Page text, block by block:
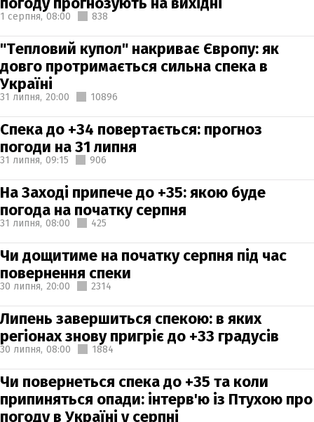
1 серпня, 08:00 838
"Тепловий купол" накриває Європу: як
довго протримається сильна спека в
Україні
31 липня, 20:00 10896
Спека до +34 повертається: прогноз
погоди на 31 липня
31 липня, 09:15 906
На Заході припече до +35: якою буде
погода на початку серпня
31 липня, 08:00 425
Чи дощитиме на початку серпня під час
повернення спеки
30 липня, 20:00 2314
Липень завершиться спекою: в яких
регіонах знову пригріє до +33 градусів
30 липня, 08:00 1884
Чи повернеться спека до +35 та коли
припиняться опади: інтерв'ю із Птухою про
погоду в Україні у серпні